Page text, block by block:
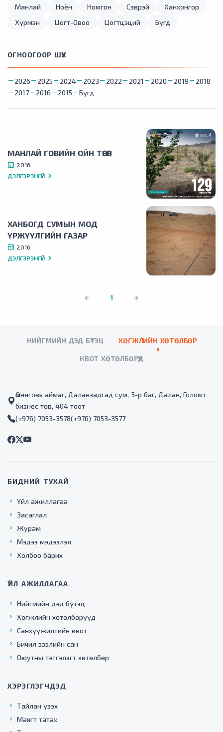
МАНЛАЙ ГОВИЙН ОЙН ТӨГӨЛ
2016
ДЭЛГЭРЭНГҮЙ
ХАНБОГД СУМЫН МОД
ҮРЖҮҮЛГИЙН ГАЗАР
2016
ДЭЛГЭРЭНГҮЙ
Манлай
Ноён Номгон Сэврэй
Ханхонгор
Хүрмэн
Цогт-Овоо Цогтцэций Бүгд
ОГНООГООР ШҮҮХ
2026 2025 2024 2023 2022 2021 2020 2019
2018
2017
2016 2015 Бүгд
1
НИЙГМИЙН ДЭД БҮТЭЦ ХӨГЖЛИЙН ХӨТӨЛБӨР
КВОТ ХӨТӨЛБӨРҮҮД
Өмнөговь аймаг, Даланзадгад сум, 3-р баг, Далан, Голомт
бизнес төв, 404 тоот
(+976) 7053-3578(+976) 7053-3577
БИДНИЙ ТУХАЙ
Үйл ажиллагаа
Засаглал
Журам
Мэдээ мэдээлэл
Холбоо барих
ҮЙЛ АЖИЛЛАГАА
Нийгмийн дэд бүтэц
Хөгжлийн хөтөлбөрүүд
Санхүүжилтийн квот
Бичил зээлийн сан
Оюутны тэтгэлэгт хөтөлбөр
ХЭРЭГЛЭГЧДЭД
Тайлан үзэх
Маягт татах